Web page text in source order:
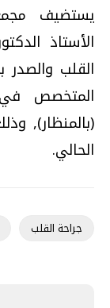
يستضيف
الأستاذ
القلب
المتخصص
الحالي.
جراحة القلب